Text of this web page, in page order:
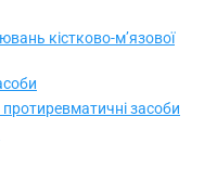
кістково-мʼязової
протиревматичні засоби